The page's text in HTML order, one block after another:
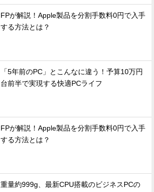
FPが解説！Apple製品を分割手数料0円で入手
する方法とは？
「5年前のPC」とこんなに違う！予算10万円
台前半で実現する快適PCライフ
FPが解説！Apple製品を分割手数料0円で入手
する方法とは？
重量約999g、最新CPU搭載のビジネスPCの